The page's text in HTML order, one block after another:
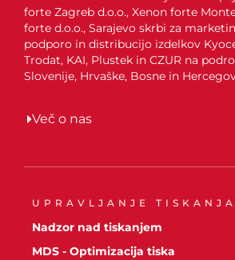
forte Zagreb d.o.o., Xenon forte
forte d.o.o., Sarajevo skrbi za
podporo in distribucijo izdelkov
Trodat, KAI, Plustek in CZUR na
Slovenije, Hrvaške, Bosne in
Več o nas
UPRAVLJANJE TISKANJA
Nadzor nad tiskanjem
MDS - Optimizacija tiska